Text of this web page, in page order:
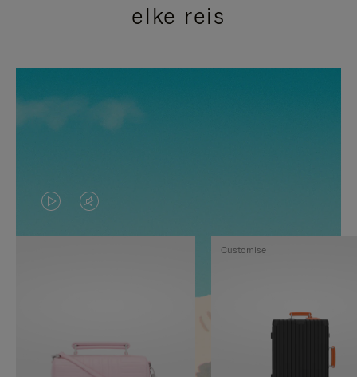
elke reis
VIDEO
IS
GEPAUZEERD,
OP
HET
GELUID
Customise